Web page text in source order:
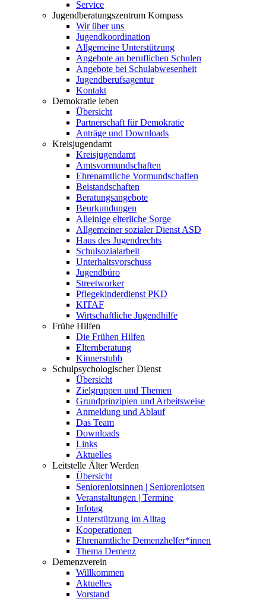
Service
Jugendberatungszentrum Kompass
Wir über uns
Jugendkoordination
Allgemeine Unterstützung
Angebote an beruflichen Schulen
Angebote bei Schulabwesenheit
Jugendberufsagentur
Kontakt
Demokratie leben
Übersicht
Partnerschaft für Demokratie
Anträge und Downloads
Kreisjugendamt
Kreisjugendamt
Amtsvormundschaften
Ehrenamtliche Vormundschaften
Beistandschaften
Beratungsangebote
Beurkundungen
Alleinige elterliche Sorge
Allgemeiner sozialer Dienst ASD
Haus des Jugendrechts
Schulsozialarbeit
Unterhaltsvorschuss
Jugendbüro
Streetworker
Pflegekinderdienst PKD
KITAF
Wirtschaftliche Jugendhilfe
Frühe Hilfen
Die Frühen Hilfen
Elternberatung
Kinnerstubb
Schulpsychologischer Dienst
Übersicht
Zielgruppen und Themen
Grundprinzipien und Arbeitsweise
Anmeldung und Ablauf
Das Team
Downloads
Links
Aktuelles
Leitstelle Älter Werden
Übersicht
Seniorenlotsinnen | Seniorenlotsen
Veranstaltungen | Termine
Infotag
Unterstützung im Alltag
Kooperationen
Ehrenamtliche Demenzhelfer*innen
Thema Demenz
Demenzverein
Willkommen
Aktuelles
Vorstand